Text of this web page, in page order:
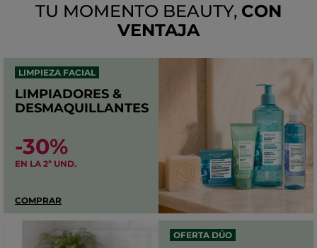
TU MOMENTO BEAUTY, CON
VENTAJA
LIMPIEZA FACIAL
LIMPIADORES &
DESMAQUILLANTES
-30%
EN LA 2ª UND.
COMPRAR
OFERTA DÚO